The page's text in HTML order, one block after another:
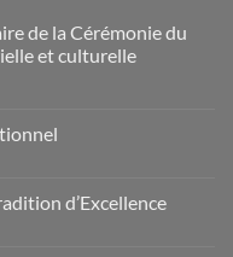
de la Cérémonie du
et culturelle
d’Excellence